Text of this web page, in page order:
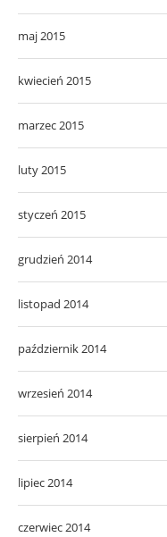
maj 2015
kwiecień 2015
marzec 2015
luty 2015
styczeń 2015
grudzień 2014
listopad 2014
październik 2014
wrzesień 2014
sierpień 2014
lipiec 2014
czerwiec 2014